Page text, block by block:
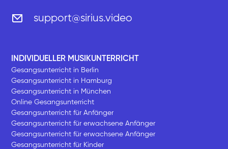
support@sirius.video
INDIVIDUELLER MUSIKUNTERRICHT
Gesangsunterricht in Berlin
Gesangsunterricht in Hamburg
Gesangsunterricht in München
Online Gesangsunterricht
Gesangsunterricht für Anfänger
Gesangsunterricht für erwachsene Anfänger
Gesangsunterricht für erwachsene Anfänger
Gesangsunterricht für Kinder